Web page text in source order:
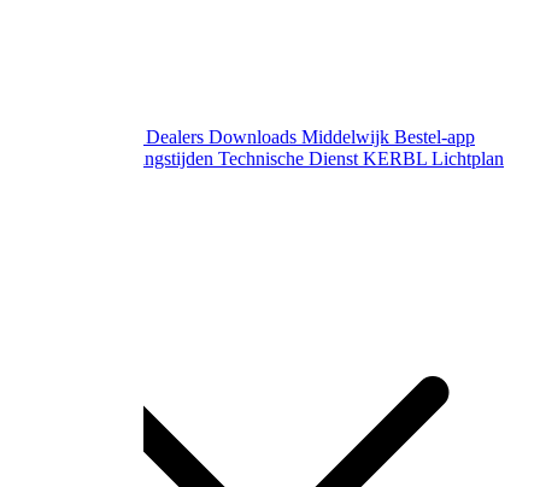
Dealers Downloads Middelwijk Bestel-app
Gewijzigde openingstijden Technische Dienst KERBL Lichtplan